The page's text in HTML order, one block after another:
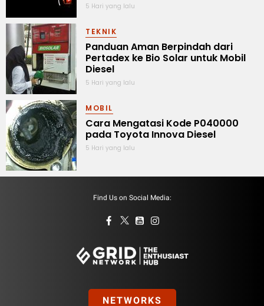
5 Hari yang lalu
TEKNIK
Panduan Aman Berpindah dari
Pertadex ke Bio Solar untuk Mobil
Diesel
5 Hari yang lalu
MOBIL
Cara Mengatasi Kode P040000
pada Toyota Innova Diesel
5 Hari yang lalu
Find Us on Social Media:
NETWORKS